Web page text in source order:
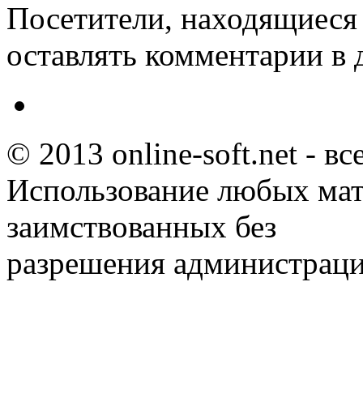
Посетители,
оставлять комментарии в
© 2013 online-soft.net -
Использование любых
заимствованных без
разрешения